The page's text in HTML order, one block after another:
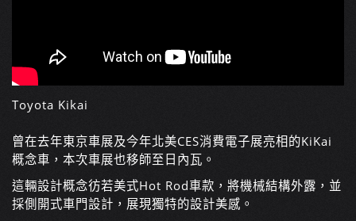
Toyota Kikai
曾在去年東京車展及今年北美CES消費電子展亮相的KiKai
概念車，本次車展也移師至日內瓦。
這輛設計概念彷若美式Hot Rod車款，將機械結構外露，並
採側開式車門設計，展現獨特的設計美感。